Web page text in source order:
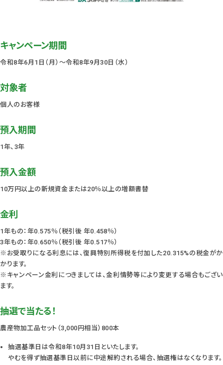
キャンペーン期間
令和8年6月1日（月）～令和8年9月30日（水）
対象者
個人のお客様
預入期間
1年、3年
預入金額
10万円以上の新規資金または20％以上の増額書替
金利
1年もの：年0.575％（税引後 年0.458％）
3年もの：年0.650％（税引後 年0.517％）
※お受取りになる利息には、復興特別所得税を付加した20.315%の税金がか
かります。
※キャンペーン金利につきましては、金利情勢等により変更する場合もござい
ます。
抽選で当たる！
農産物加工品セット（3,000円相当）800本
抽選基準日は令和8年10月31日といたします。
やむを得ず抽選基準日以前に中途解約される場合、抽選権はなくなります。